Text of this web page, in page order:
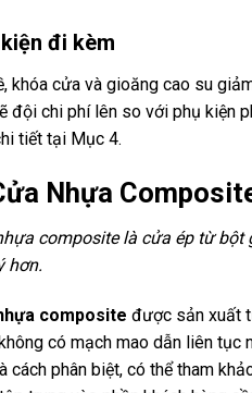
đi kèm
khóa cửa và gioăng cao su
đội chi phí lên so với phụ kiện
tiết tại Mục 4.
Nhựa
composite là cửa ép từ
hơn.
composite được sản xuất
có mạch mao dẫn liên tục
cách phân biệt, có thể tham